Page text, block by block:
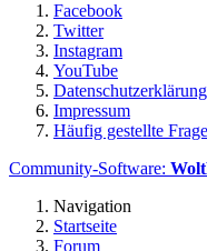
Facebook
Twitter
Instagram
YouTube
Datenschutzerklärung
Impressum
Häufig gestellte
Community-Software:
Navigation
Startseite
Forum